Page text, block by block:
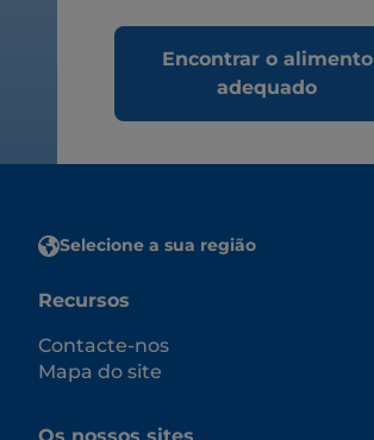
Encontrar o alimento
adequado
Selecione a sua região
Recursos
Contacte-nos
Mapa do site